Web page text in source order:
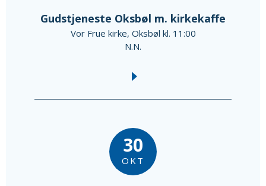
Gudstjeneste Oksbøl m. kirkekaffe
Vor Frue kirke, Oksbøl kl. 11:00
N.N.
30
OKT